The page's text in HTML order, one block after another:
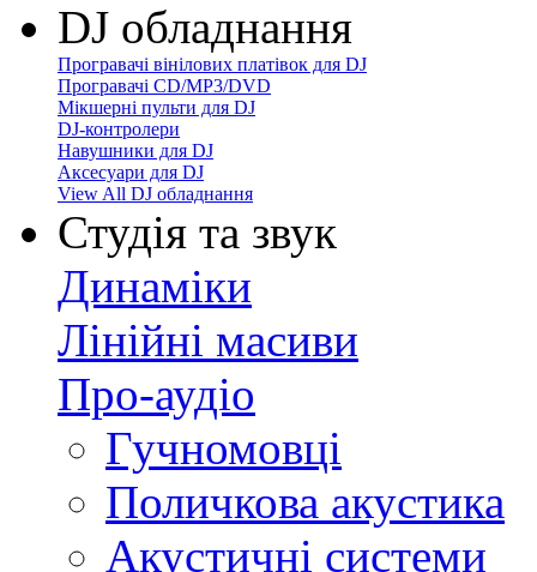
DJ обладнання
Програвачі вінілових платівок для DJ
Програвачі CD/MP3/DVD
Мікшерні пульти для DJ
DJ-контролери
Навушники для DJ
Аксесуари для DJ
View All DJ обладнання
Студія та звук
Динаміки
Лінійні масиви
Про-аудіо
Гучномовці
Поличкова акустика
Акустичні системи